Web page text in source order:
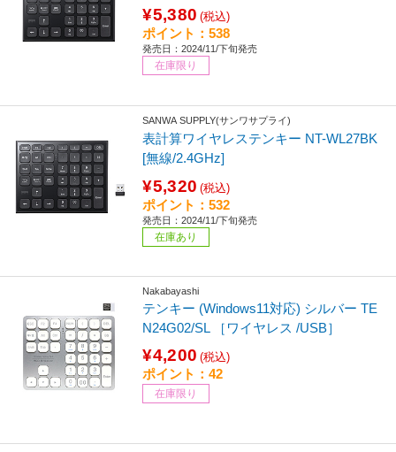
¥5,380 (税込)
ポイント：538
発売日：2024/11/下旬発売
在庫限り
SANWA SUPPLY(サンワサプライ)
表計算ワイヤレステンキー NT-WL27BK
[無線/2.4GHz]
¥5,320 (税込)
ポイント：532
発売日：2024/11/下旬発売
在庫あり
Nakabayashi
テンキー (Windows11対応) シルバー TE
N24G02/SL ［ワイヤレス /USB］
¥4,200 (税込)
ポイント：42
在庫限り